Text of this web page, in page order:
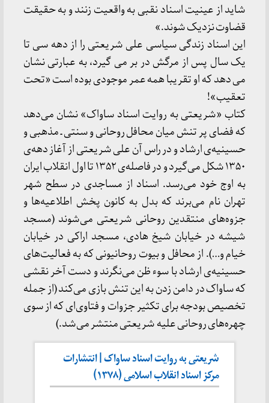
شاید از عینیت اسناد نقبی به واقعیت زنند و به حقیقت
قضاوت نزدیک شوند.»
این اسناد زندگی سیاسی علی شریعتی را از دهه سی تا
یک سال پس از مرگش در بر می گیرد، به عبارتی نشان
می دهد که او تقریبا همه عمر موجودی بوده است «تحت
تعقیب»!
کتاب «شریعتی به روایت اسناد ساواک» نشان می‌دهد
که فضای پر تنش میان محافل روحانی و سنتی ـ مذهبی و
حسینیه‌ی ارشاد و در راس آن علی شریعتی از آغاز دهه‌ی
۱۳۵۰ شکل می‌گیرد و در فاصله‌ی ۱۳۵۲ تا اول انقلاب ایران
به اوج خود می‌رسد. اسناد از مساجدی در سطح شهر
تهران نام می‌برند که بدل به کانون پخش اطلاعیه‌ها و
جزوه‌های منتقدین روحانی شریعتی می‌شوند (مسجد
شیشه در خیابان شیخ هادی، مسجد اراکی در خیابان
خیام و…). از محافل و بیوت روحانیونی که به فعالیت‌های
حسینیه‌ی ارشاد با سوء ظن می‌نگرند و دست آخر نقشی
که ساواک در دامن زدن به این تنش بازی می‌کند (از جمله
تخصیص بودجه برای تکثیر جزوات و فتاوی‌ای که از سوی
چهره‌های روحانی علیه شریعتی منتشر می‌شد.)
شریعتی به روایت اسناد ساواک | انتشارات
مرکز اسناد انقلاب اسلامی (۱۳۷۸)